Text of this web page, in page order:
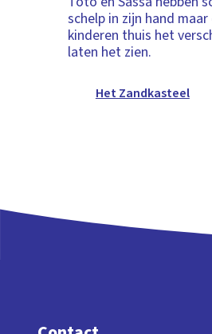
schelp in zijn hand
kinderen thuis het
laten het zien.
Het Zandkasteel